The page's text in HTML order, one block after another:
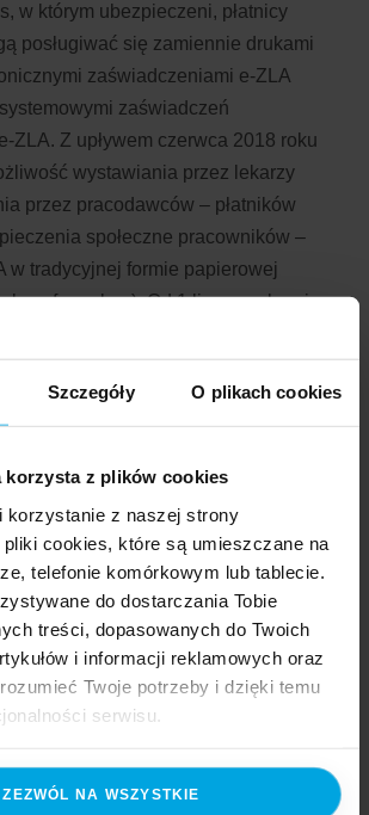
Szczegóły O plikach cookies
korzysta z plików cookies
korzystanie z naszej strony
cookies, które są umieszczane na
telefonie komórkowym lub tablecie.
do dostarczania Tobie
treści, dopasowanych do Twoich
i informacji reklamowych oraz
Twoje potrzeby i dzięki temu
serwisu.
niezbędna do prawidłowego działania
Jeżeli nie wyrażasz
ZEZWÓL NA WSZYSTKIE
w którym ubezpieczeni, płatnicy
posługiwać się zamiennie drukami
zaświadczeniami e-ZLA
zaświadczeń
ZLA. Z upływem czerwca 2018 roku
wystawiania przez lekarzy
przez pracodawców – płatników
społeczne pracowników –
w tradycyjnej formie papierowej
formularz). Od 1 lipca w obrocie
elektroniczne zaświadczenia
świadczenia pracy, bądź wyjątkowo
opatrzona podpisem i pieczęcią…
NIP na paragonie
faktury VAT
czytania
opracowało szereg zmian
od towarów i usług (VAT) z dnia 18
oraz ustawy – Prawo o miarach. Ww.
jeszcze na etapie uzgodnień